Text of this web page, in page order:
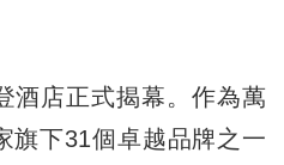
店正式揭幕。作為萬
旗下31個卓越品牌之一